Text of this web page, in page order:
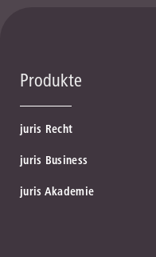
Produkte
juris Recht
juris Business
juris Akademie